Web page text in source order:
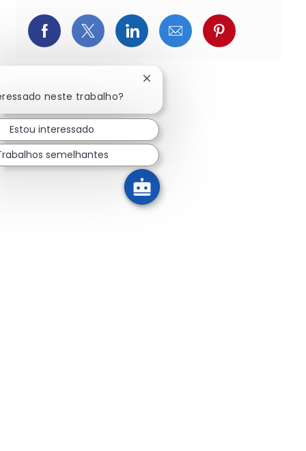
Compartilhar via Facebook
Compartilhar via Twitter
Compartilhar via LinkedIn
Compartilhar via e-
neste trabalho?
Fechar notificação de chatbot
Estou interessado
semelhantes